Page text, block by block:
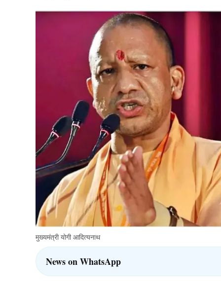
मुख्यमंत्री योगी आदित्यनाथ
News on WhatsApp